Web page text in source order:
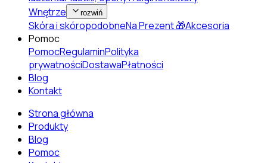
Wnętrze
rozwiń
Skóra i skóropodobneNa Prezent 🎁Akcesoria
Pomoc
PomocRegulaminPolityka
prywatnościDostawaPłatności
Blog
Kontakt
Strona główna
Produkty
Blog
Pomoc